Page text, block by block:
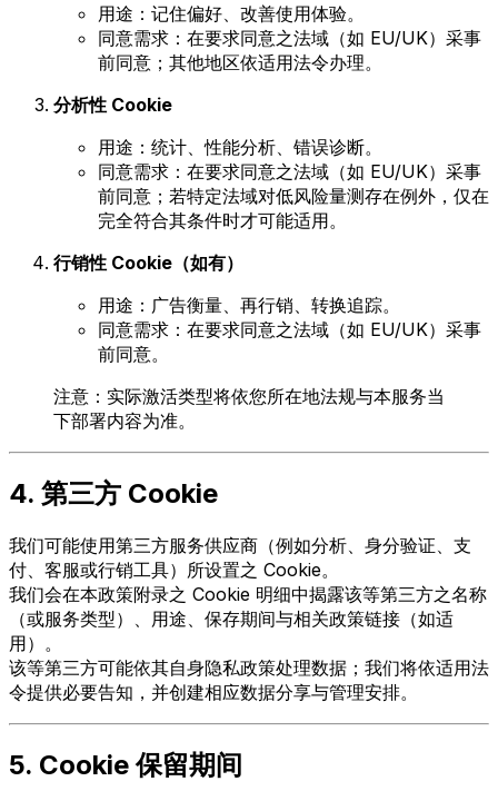
用途：记住偏好、改善使用体验。
同意需求：在要求同意之法域（如 EU/UK）采事
前同意；其他地区依适用法令办理。
分析性 Cookie
用途：统计、性能分析、错误诊断。
同意需求：在要求同意之法域（如 EU/UK）采事
前同意；若特定法域对低风险量测存在例外，仅在
完全符合其条件时才可能适用。
行销性 Cookie（如有）
用途：广告衡量、再行销、转换追踪。
同意需求：在要求同意之法域（如 EU/UK）采事
前同意。
注意：实际激活类型将依您所在地法规与本服务当
下部署内容为准。
4. 第三方 Cookie
我们可能使用第三方服务供应商（例如分析、身分验证、支
付、客服或行销工具）所设置之 Cookie。
我们会在本政策附录之 Cookie 明细中揭露该等第三方之名称
（或服务类型）、用途、保存期间与相关政策链接（如适
用）。
该等第三方可能依其自身隐私政策处理数据；我们将依适用法
令提供必要告知，并创建相应数据分享与管理安排。
5. Cookie 保留期间